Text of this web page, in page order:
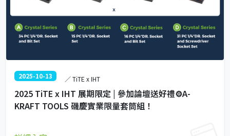
2025-10-13 ／ TiTE x IHT
2025 TiTE x IHT 展期限定 | 參加論壇送好禮⚙️A-
KRAFT TOOLS 磯慶實業限量套筒組！